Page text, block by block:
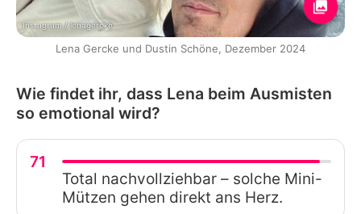
Instagram / lenagercke
Lena Gercke und Dustin Schöne, Dezember 2024
Wie findet ihr, dass Lena beim Ausmisten
so emotional wird?
71
Total nachvollziehbar – solche Mini-
Mützen gehen direkt ans Herz.